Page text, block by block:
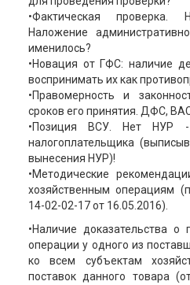
•Фактическая проверка.
Наложение
именилось?
•Новация от ГФС: наличие
воспринимать их как
•Правомерность и
сроков его принятия. ДФС,
•Позиция ВСУ. Нет НУР
налогоплательщика
вынесения НУР)!
•Методические
хозяйственным операциям
14-02-02-17 от 16.05.2016).
•Наличие доказательства о
операции у одного из
ко всем субъектам
поставок данного товара